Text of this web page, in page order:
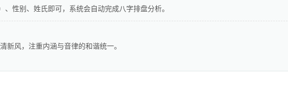
性别、姓氏即可，系统会自动完成八字排盘分析。
新风，注重内涵与音律的和谐统一。